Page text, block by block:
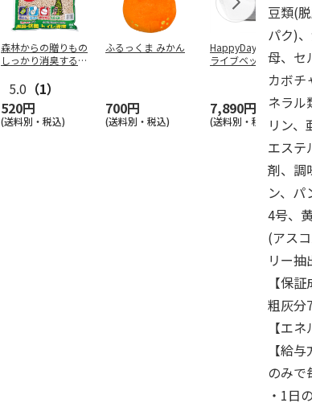
森林からの贈りもの
しっかり消臭するひ
5.0 （1）
520円
(送料別・税込)
ふるっくま みかん
700円
(送料別・税込)
HappyDays 2wayド
ライブベッド グレ
7,890円
(送料別・税込)
豆類(
パク)
母、セ
カボチ
ネラル
リン
エステ
剤、調
ン、パ
4号、
(アス
リー
【保
粗灰分
【エ
【給
のみで
・1日